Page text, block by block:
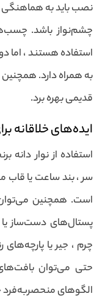
نصب باید به هماهنگی
چشم‌نواز باشد.
استفاده هستند ،
به همراه دارد. همچنین
قدیمی بهره برد.
ایده‌های خلاقانه
استفاده از نوار
سر ، بند ساعت یا قاب
است. همچنین می‌توان
پستال‌های دست‌ساز یا
چرم ، جیر یا
حتی می‌توان بافت‌های
الگوهای منحصربه‌فرد